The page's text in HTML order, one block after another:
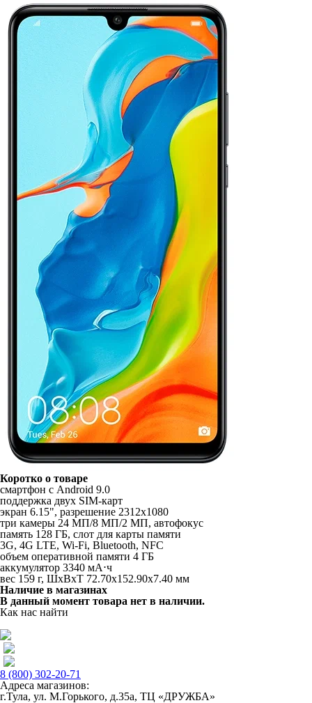
Коротко о товаре
смартфон с Android 9.0
поддержка двух SIM-карт
экран 6.15", разрешение 2312x1080
три камеры 24 МП/8 МП/2 МП, автофокус
память 128 ГБ, слот для карты памяти
3G, 4G LTE, Wi-Fi, Bluetooth, NFC
объем оперативной памяти 4 ГБ
аккумулятор 3340 мА⋅ч
вес 159 г, ШxВxТ 72.70x152.90x7.40 мм
Наличие в магазинах
В данный момент товара нет в наличии.
Как нас найти
8 (800) 302-20-71
Адреса магазинов:
г.Тула, ул. М.Горького, д.35а, ТЦ «ДРУЖБА»